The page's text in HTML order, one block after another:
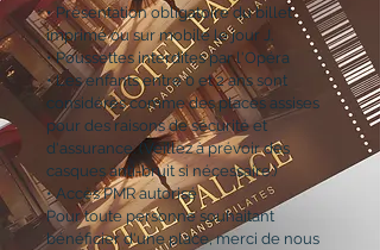
• Présentation obligatoire du billet
imprimé ou sur mobile le jour J.
• Poussettes interdites par l'Opéra
• Les enfants entre 0 et 2 ans sont
considérés comme des places assises
pour des raisons de sécurité et
d'assurance. (Veillez à prévoir des
casques anti-bruit si nécessaire.)
• Accès PMR autorisé
Pour toute personne souhaitant
bénéficier d'une place, merci de nous